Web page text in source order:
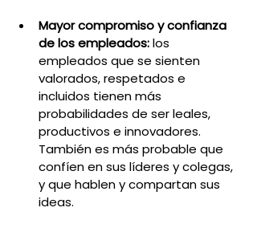
Mayor compromiso y confianza
de los empleados: los
empleados que se sienten
valorados, respetados e
incluidos tienen más
probabilidades de ser leales,
productivos e innovadores.
También es más probable que
confíen en sus líderes y colegas,
y que hablen y compartan sus
ideas.